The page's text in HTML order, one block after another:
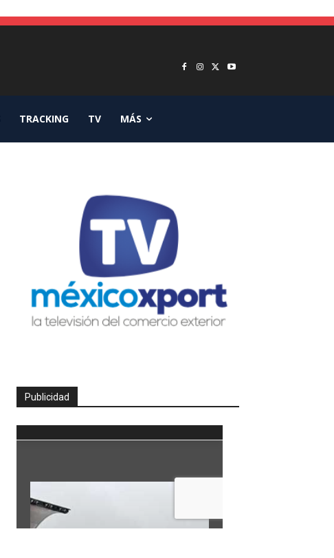
TRACKING TV MÁS
Publicidad